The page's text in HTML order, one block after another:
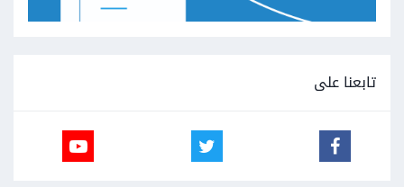
تابعنا على